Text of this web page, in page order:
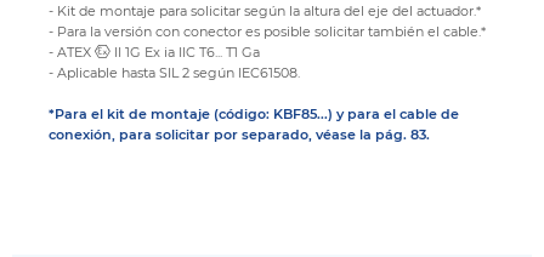
- Kit de montaje para solicitar según la altura del eje del actuador.*
- Para la versión con conector es posible solicitar también el cable.*
- ATEX
II 1G Ex ia IIC T6... T1 Ga
- Aplicable hasta SIL 2 según IEC61508.
*Para el kit de montaje (código: KBF85...) y para el cable de
conexión, para solicitar por separado, véase la pág. 83.